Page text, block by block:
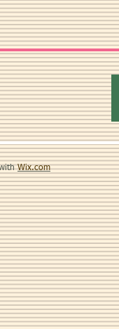
withWix.com